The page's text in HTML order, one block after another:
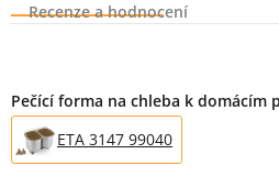
Recenze a hodnocení
Pečící forma na chleba k domácím
ETA 3147 99040